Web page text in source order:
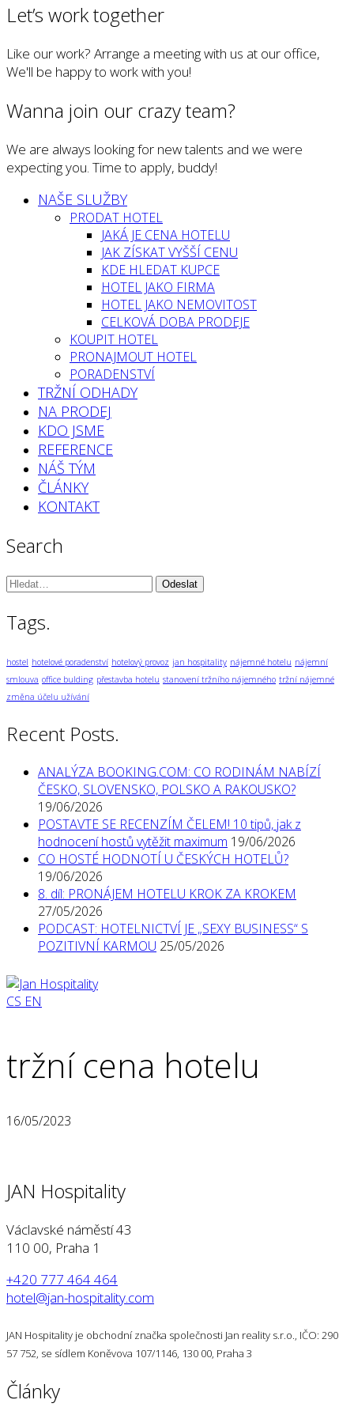
Let’s work together
Like our work? Arrange a meeting with us at our office,
We'll be happy to work with you!
Wanna join our crazy team?
We are always looking for new talents and we were
expecting you. Time to apply, buddy!
NAŠE SLUŽBY
PRODAT HOTEL
JAKÁ JE CENA HOTELU
JAK ZÍSKAT VYŠŠÍ CENU
KDE HLEDAT KUPCE
HOTEL JAKO FIRMA
HOTEL JAKO NEMOVITOST
CELKOVÁ DOBA PRODEJE
KOUPIT HOTEL
PRONAJMOUT HOTEL
PORADENSTVÍ
TRŽNÍ ODHADY
NA PRODEJ
KDO JSME
REFERENCE
NÁŠ TÝM
ČLÁNKY
KONTAKT
Search
Vyhledávání:
Tags.
hostel hotelové poradenství hotelový provoz jan hospitality nájemné hotelu nájemní
smlouva office bulding přestavba hotelu stanovení tržního nájemného tržní nájemné
změna účelu užívání
Recent Posts.
ANALÝZA BOOKING.COM: CO RODINÁM NABÍZÍ
ČESKO, SLOVENSKO, POLSKO A RAKOUSKO?
19/06/2026
POSTAVTE SE RECENZÍM ČELEM! 10 tipů, jak z
hodnocení hostů vytěžit maximum 19/06/2026
CO HOSTÉ HODNOTÍ U ČESKÝCH HOTELŮ?
19/06/2026
8. díl: PRONÁJEM HOTELU KROK ZA KROKEM
27/05/2026
PODCAST: HOTELNICTVÍ JE „SEXY BUSINESS“ S
POZITIVNÍ KARMOU 25/05/2026
CS EN
tržní cena hotelu
16/05/2023
JAN Hospitality
Václavské náměstí 43
110 00, Praha 1
+420 777 464 464
hotel@jan-hospitality.com
JAN Hospitality je obchodní značka společnosti Jan reality s.r.o., IČO: 290
57 752, se sídlem Koněvova 107/1146, 130 00, Praha 3
Články